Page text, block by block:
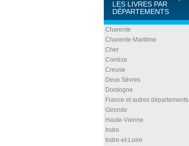
LES LIVRES PAR
DÉPARTEMENTS
Charente
Charente-Maritime
Cher
Corrèze
Creuse
Deux Sèvres
Dordogne
France et autres départements
Gironde
Haute-Vienne
Indre
Indre-et-Loire